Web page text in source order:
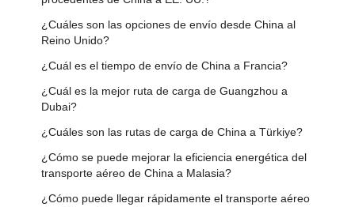
¿Cuáles son las opciones de envío desde China al
Reino Unido?
¿Cuál es el tiempo de envío de China a Francia?
¿Cuál es la mejor ruta de carga de Guangzhou a
Dubai?
¿Cuáles son las rutas de carga de China a Türkiye?
¿Cómo se puede mejorar la eficiencia energética del
transporte aéreo de China a Malasia?
¿Cómo puede llegar rápidamente el transporte aéreo